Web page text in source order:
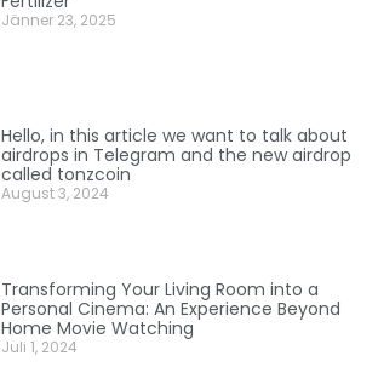
Jänner 23, 2025
Hello, in this article we want to talk about
airdrops in Telegram and the new airdrop
called tonzcoin
August 3, 2024
Transforming Your Living Room into a
Personal Cinema: An Experience Beyond
Home Movie Watching
Juli 1, 2024